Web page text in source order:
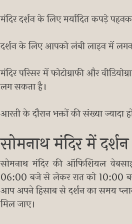
मंदिर दर्शन के लिए मर्यादित कपड़े
दर्शन के लिए आपको लंबी लाइन में
मंदिर परिसर में फोटोग्राफी और
लग सकता है।
आरती के दौरान भक्तों की संख्या
सोमनाथ मंदिर में
सोमनाथ मंदिर की ऑफिशियल
06:00 बजे से लेकर रात को 10:00 बजे
आप अपने हिसाब से दर्शन का समय
मिल जाए।